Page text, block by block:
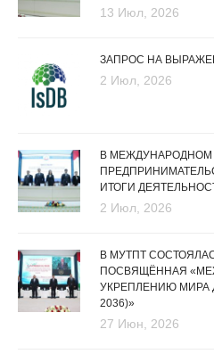
13 Июл, 2026
ЗАПРОС НА
2 Июл, 2026
В МЕЖДУНАРОДНОМ
ИТОГИ
2 Июл, 2026
В МУТПТ
ПОСВЯЩЁННАЯ
УКРЕПЛЕНИЮ МИРА
2036)»
27 Июн, 2026